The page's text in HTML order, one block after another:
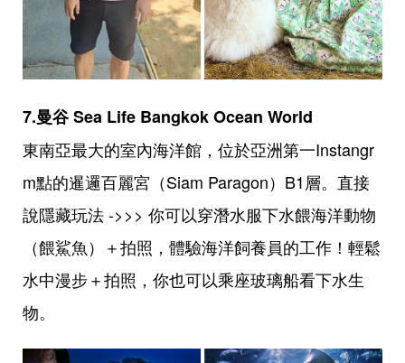
7.曼谷 Sea Life Bangkok Ocean World
東南亞最大的室內海洋館，位於亞洲第一Instangr
m點的暹邏百麗宮（Siam Paragon）B1層。直接
說隱藏玩法 ->>> 你可以穿潛水服下水餵海洋動物
（餵鯊魚）＋拍照，體驗海洋飼養員的工作！輕鬆
水中漫步＋拍照，你也可以乘座玻璃船看下水生
物。